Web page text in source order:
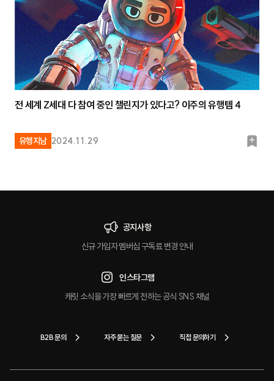
유행지남 2024.11.29
북
전 세계 Z세대 다 참여 중인 챌린지가 있다고? 이주의 유행템 4
공지사항
신규 가입자 멤버십 구독료 변경 안내
인스타그램
캐릿 소식을 가장 빠르게 전하는 공식 SNS 채널
B2B 문의 자주 묻는 질문 직접 문의하기